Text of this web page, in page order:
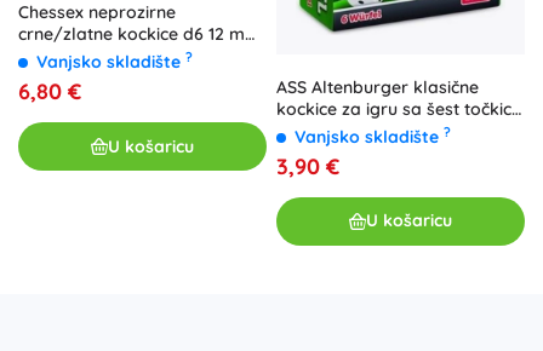
Chessex neprozirne
crne/zlatne kockice d6 12 mm
(36 kom)
Vanjsko skladište ?
6,80 €
U košaricu
ASS Altenburger klasične
kockice za igru sa šest točkica
(6 kom u pakiranju)
Vanjsko skladište ?
3,90 €
U košaricu